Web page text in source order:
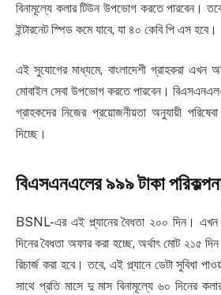
বিনামূল্যে কলার টিউন উপভোগ করতে পারবেন।
ইন্টারনেট স্পিড কমে যাবে, যা ৪০ কেবি পি এস হবে।
এই সুযোগের মাধ্যমে, বাংলাদেশী গ্রাহকরা
মোবাইল সেবা উপভোগ করতে পারবেন।
গ্রাহকদের নিজের প্রয়োজনীয়তা অনুযায়ী
দিচ্ছে।
বিএসএনএলের ৯৯৯ টাকা
BSNL-এর এই প্ল্যানের বৈধতা ২০০ দিন। এখন
দিনের বৈধতা অফার করা হচ্ছে, অর্থাৎ মোট ২১৫
রিচার্জ করা হবে। তবে, এই প্ল্যানে ডেটা সুবিধা
সাথে প্রতি মাসে দু মাস বিনামূল্যে ৬০ দিনের